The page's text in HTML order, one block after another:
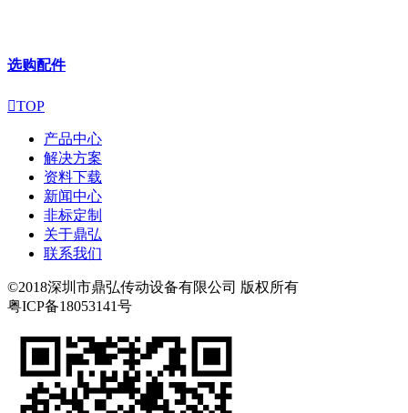
选购配件
TOP
产品中心
解决方案
资料下载
新闻中心
非标定制
关于鼎弘
联系我们
©2018深圳市鼎弘传动设备有限公司 版权所有
粤ICP备18053141号